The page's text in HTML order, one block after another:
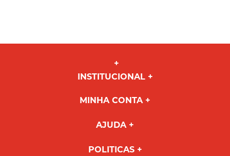
INSTITUCIONAL
MINHA CONTA
AJUDA
POLITICAS